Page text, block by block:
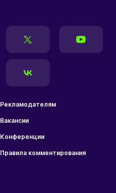
Рекламодателям
Вакансии
Конференции
Правила комментирования